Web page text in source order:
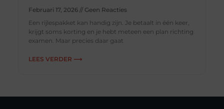
Februari 17, 2026
Geen Reacties
Een rijlespakket kan handig zijn. Je betaalt in één keer,
krijgt soms korting en je hebt meteen een plan richting
examen. Maar precies daar gaat
LEES VERDER ⟶